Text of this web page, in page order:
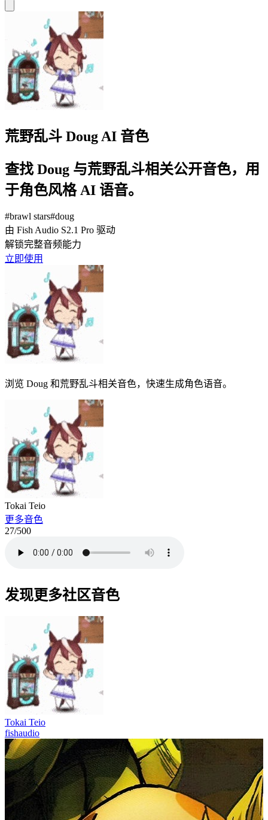
荒野乱斗 Doug AI 音色
查找 Doug 与荒野乱斗相关公开音色，用
于角色风格 AI 语音。
#brawl stars#doug
由 Fish Audio S2.1 Pro 驱动
解锁完整音频能力
立即使用
浏览 Doug 和荒野乱斗相关音色，快速生成角色语音。
Tokai Teio
更多音色
27/500
发现更多社区音色
Tokai Teio
fishaudio